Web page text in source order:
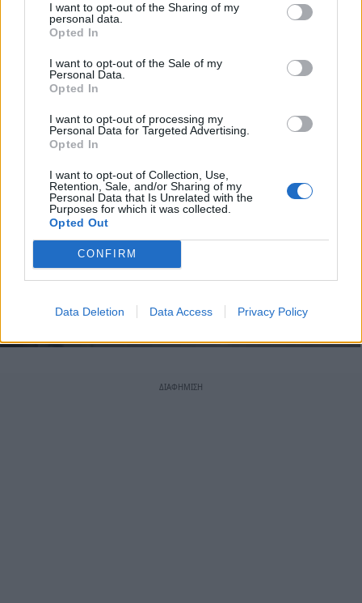
I want to opt-out of the Sharing of my
personal data.
Opted In
I want to opt-out of the Sale of my
Personal Data.
Opted In
I want to opt-out of processing my
Personal Data for Targeted Advertising.
Opted In
I want to opt-out of Collection, Use,
Retention, Sale, and/or Sharing of my
Personal Data that Is Unrelated with the
Purposes for which it was collected.
Opted Out
CONFIRM
Data Deletion Data Access Privacy Policy